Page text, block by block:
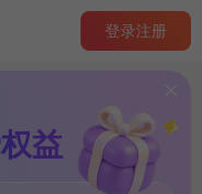
登录注册
益